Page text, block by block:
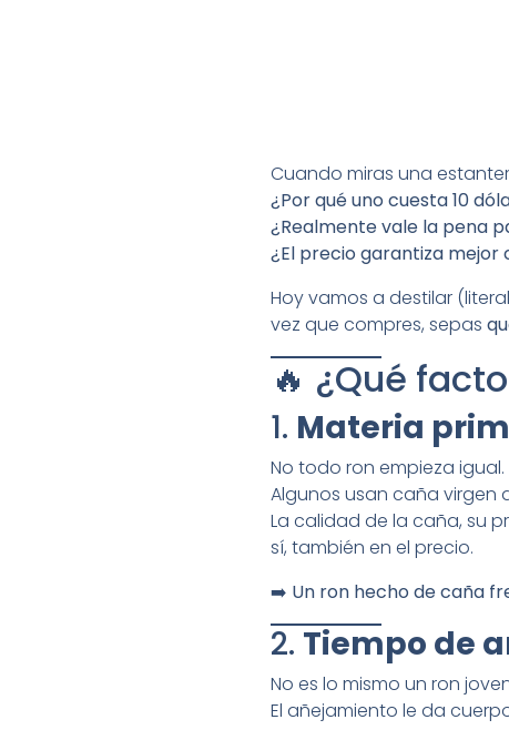
Cuando miras una
¿Por qué uno cuesta 10
¿Realmente vale la pena
¿El precio garantiza mejor
Hoy vamos a destilar
vez que compres, sepas
🔥 ¿Qué
1. Materia
No todo ron empieza igual.
Algunos usan caña virgen
La calidad de la caña, su
sí, también en el precio.
➡️ Un ron hecho de caña
2. Tiempo de
No es lo mismo un ron
El añejamiento le da